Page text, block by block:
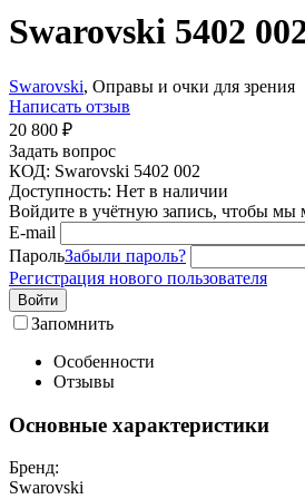
Swarovski 5402
Swarovski, Оправы и очки для зрения
Написать отзыв
20 800 ₽
Задать вопрос
КОД: Swarovski 5402 002
Доступность: Нет в наличии
Войдите в учётную запись, чтобы мы
E-mail
ПарольЗабыли пароль?
Регистрация нового пользователя
Войти
Запомнить
Особенности
Отзывы
Основные характеристики
Бренд:
Swarovski